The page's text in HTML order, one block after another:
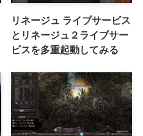
リネージュ ライブサービス
とリネージュ２ライブサー
ビスを多重起動してみる